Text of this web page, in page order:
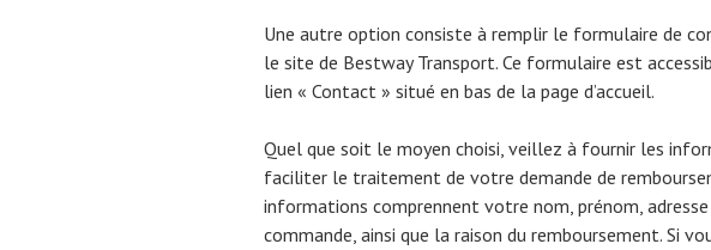
Une autre option consiste à remplir le formulaire de
le site de Bestway Transport. Ce formulaire est
lien « Contact » situé en bas de la page d’accueil.
Quel que soit le moyen choisi, veillez à fournir les
faciliter le traitement de votre demande de
informations comprennent votre nom, prénom,
commande, ainsi que la raison du remboursement. Si